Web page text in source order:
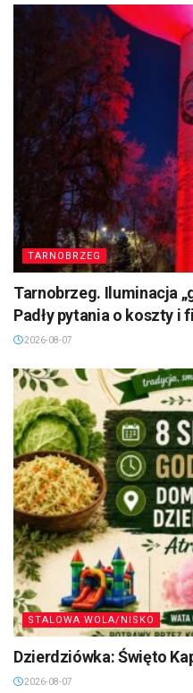
TARNOBRZEG
Tarnobrzeg. Iluminacja
Padły pytania o koszty i
2026-08-07
STALOWA WOLA/NISKO
Dzierdziówka: Święto
2026-08-07